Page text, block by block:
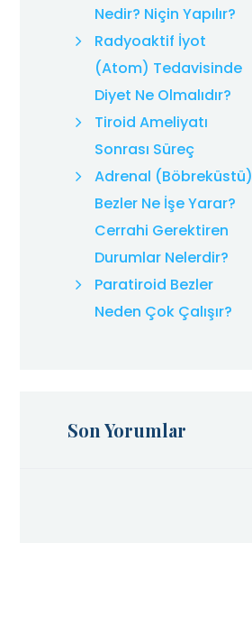
Nedir? Niçin Yapılır?
Radyoaktif İyot
(Atom) Tedavisinde
Diyet Ne Olmalıdır?
Tiroid Ameliyatı
Sonrası Süreç
Adrenal (Böbreküstü)
Bezler Ne İşe Yarar?
Cerrahi Gerektiren
Durumlar Nelerdir?
Paratiroid Bezler
Neden Çok Çalışır?
Son Yorumlar